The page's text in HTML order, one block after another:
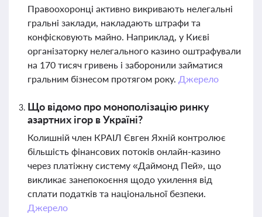
Правоохоронці активно викривають нелегальні
гральні заклади, накладають штрафи та
конфісковують майно. Наприклад, у Києві
організаторку нелегального казино оштрафували
на 170 тисяч гривень і заборонили займатися
гральним бізнесом протягом року. Джерело
Що відомо про монополізацію ринку
азартних ігор в Україні?
Колишній член КРАІЛ Євген Яхній контролює
більшість фінансових потоків онлайн-казино
через платіжну систему «Даймонд Пей», що
викликає занепокоєння щодо ухилення від
сплати податків та національної безпеки.
Джерело